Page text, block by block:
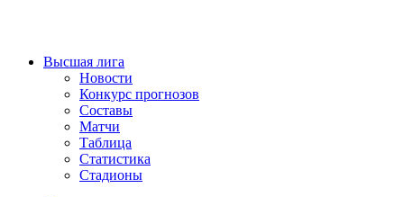
Высшая лига
Новости
Конкурс прогнозов
Составы
Матчи
Таблица
Статистика
Стадионы